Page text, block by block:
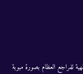
للمراجع العظام بصورة مبوبة